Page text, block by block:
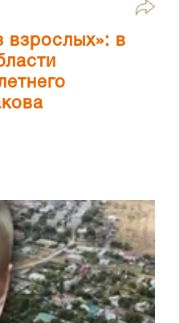
взрослых»: в